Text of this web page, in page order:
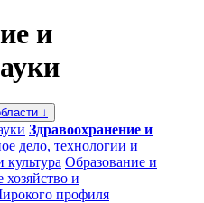
и
↓
Здравоохранение и
дело, технологии и
культура Образование и
хозяйство и
профиля